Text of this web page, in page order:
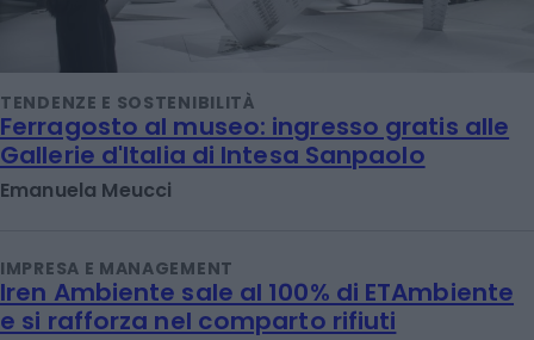
TENDENZE E SOSTENIBILITÀ
Ferragosto al museo: ingresso gratis alle
Gallerie d'Italia di Intesa Sanpaolo
Emanuela Meucci
IMPRESA E MANAGEMENT
Iren Ambiente sale al 100% di ETAmbiente
e si rafforza nel comparto rifiuti